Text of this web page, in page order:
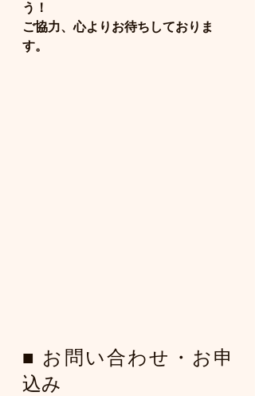
う！
ご協力、心よりお待ちしておりま
す。
■ お問い合わせ・お申
込み